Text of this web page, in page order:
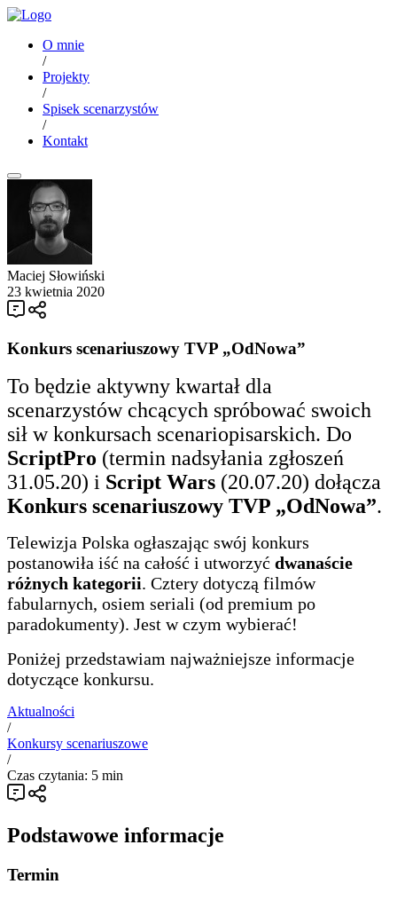
O mnie
/
Projekty
/
Spisek scenarzystów
/
Kontakt
Maciej Słowiński
23 kwietnia 2020
Konkurs scenariuszowy TVP „OdNowa”
To będzie aktywny kwartał dla
scenarzystów chcących spróbować swoich
sił w konkursach scenariopisarskich. Do
ScriptPro (termin nadsyłania zgłoszeń
31.05.20) i Script Wars (20.07.20) dołącza
Konkurs scenariuszowy TVP „OdNowa”.
Telewizja Polska ogłaszając swój konkurs
postanowiła iść na całość i utworzyć dwanaście
różnych kategorii. Cztery dotyczą filmów
fabularnych, osiem seriali (od premium po
paradokumenty). Jest w czym wybierać!
Poniżej przedstawiam najważniejsze informacje
dotyczące konkursu.
Aktualności
/
Konkursy scenariuszowe
/
Czas czytania: 5 min
Podstawowe informacje
Termin